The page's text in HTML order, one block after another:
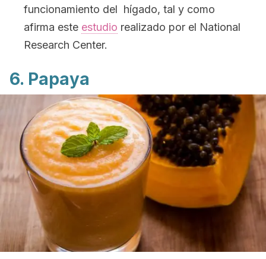
funcionamiento del hígado, tal y como
afirma este estudio realizado por el National
Research Center.
6. Papaya